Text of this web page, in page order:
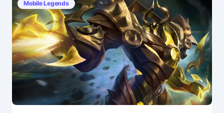
Mobile Legends